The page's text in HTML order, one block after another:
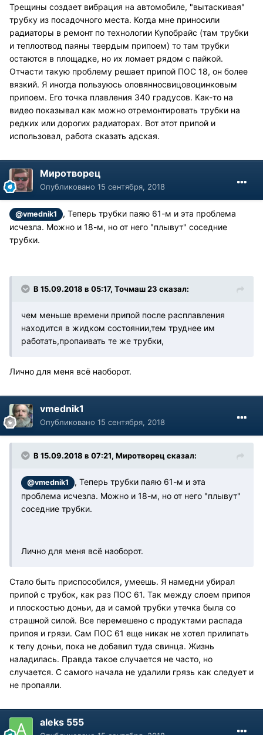
Трещины создает вибрация на автомобиле, "вытаскивая"
трубку из посадочного места. Когда мне приносили
радиаторы в ремонт по технологии Купобрайс (там трубки
и теплоотвод паяны твердым припоем) то там трубки
остаются в площадке, но их ломает рядом с пайкой.
Отчасти такую проблему решает припой ПОС 18, он более
вязкий. Я иногда пользуюсь оловянносвицовоцинковым
припоем. Его точка плавления 340 градусов. Как-то на
видео показывал как можно отремонтировать трубки на
редких или дорогих радиаторах. Вот этот припой и
использовал, работа сказать адская.
Миротворец
Опубликовано 15 сентября, 2018
@vmednik1
, Теперь трубки паяю 61-м и эта проблема
исчезла. Можно и 18-м, но от него "плывут" соседние
трубки.
В 15.09.2018 в 05:17, Точмаш 23 сказал:
чем меньше времени припой после расплавления
находится в жидком состоянии,тем труднее им
работать,пропаивать те же трубки,
Лично для меня всё наоборот.
vmednik1
Опубликовано 15 сентября, 2018
В 15.09.2018 в 07:21, Миротворец сказал:
@vmednik1
, Теперь трубки паяю 61-м и эта
проблема исчезла. Можно и 18-м, но от него "плывут"
соседние трубки.
Лично для меня всё наоборот.
Стало быть приспособился, умеешь. Я намедни убирал
припой с трубок, как раз ПОС 61. Так между слоем припоя
и плоскостью доньи, да и самой трубки утечка была со
страшной силой. Все перемешено с продуктами распада
припоя и грязи. Сам ПОС 61 еще никак не хотел прилипать
к телу доньи, пока не добавил туда свинца. Жизнь
наладилась. Правда такое случается не часто, но
случается. С самого начала не удалили грязь как следует и
не пропаяли.
aleks 555